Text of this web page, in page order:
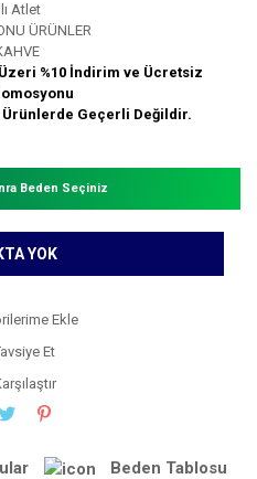
Atlet
ÜRÜNLER
Üzeri %10 İndirim ve Ücretsiz
Geçerli Değildir.
Beden Seçiniz
YOK
Et
Beden Tablosu